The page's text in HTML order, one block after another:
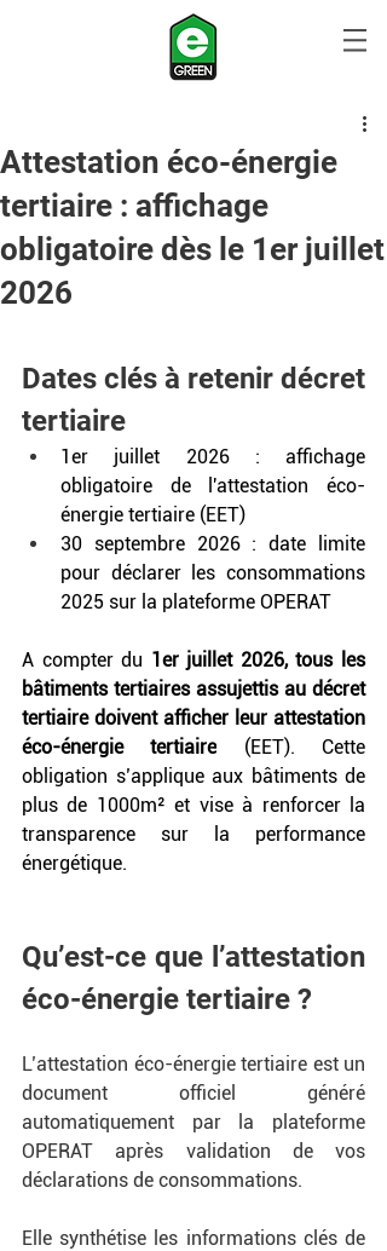
Attestation éco-énergie
tertiaire : affichage
obligatoire dès le 1er juillet
2026
Dates clés à retenir décret
tertiaire
1er juillet 2026 : affichage
obligatoire de l'attestation éco-
énergie tertiaire (EET)
30 septembre 2026 : date limite
pour déclarer les consommations
2025 sur la plateforme OPERAT
A compter du 1er juillet 2026, tous les
bâtiments tertiaires assujettis au décret
tertiaire doivent afficher leur attestation
éco-énergie tertiaire (EET). Cette
obligation s’applique aux bâtiments de
plus de 1000m² et vise à renforcer la
transparence sur la performance
énergétique.
Qu’est-ce que l’attestation
éco-énergie tertiaire ?
L’attestation éco-énergie tertiaire est un
document officiel généré
automatiquement par la plateforme
OPERAT après validation de vos
déclarations de consommations.
Elle synthétise les informations clés de